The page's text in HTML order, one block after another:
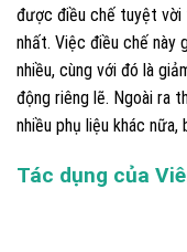
được điều chế tuyệt vời
nhất. Việc điều chế này
nhiều, cùng với đó là
động riêng lẽ. Ngoài ra
nhiều phụ liệu khác
Tác dụng của